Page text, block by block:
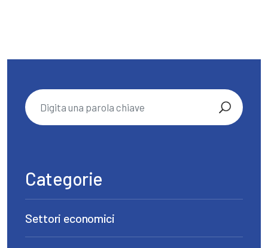
Categorie
Settori economici